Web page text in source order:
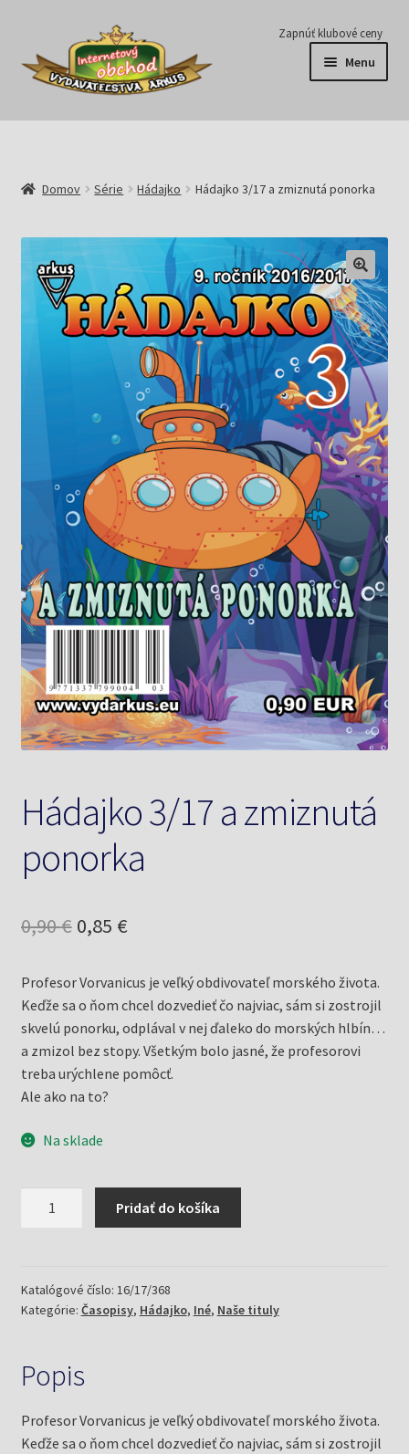
Preskočiť
navigáciu
Preskočiť
obsah
Zapnúť klubové ceny
Menu
Série
Predplatné
Pripravujeme
Domov Série Hádajko Hádajko 3/17 a zmiznutá ponorka
Hádajko 3/17 a zmiznutá
ponorka
0,90€ Pôvodná
bola:
0,90 €.
0,85 €Aktuálna
je:
0,85 €.
Profesor Vorvanicus je veľký obdivovateľ morského života.
Keďže sa o ňom chcel dozvedieť čo najviac, sám si zostrojil
skvelú ponorku, odplával v nej ďaleko do morských hlbín…
a zmizol bez stopy. Všetkým bolo jasné, že profesorovi
treba urýchlene pomôcť.
Ale ako na to?
Na sklade
zmiznutá
ponorka
Pridať do košíka
Katalógové číslo: 16/17/368
Kategórie: Časopisy, Hádajko, Iné, Naše tituly
Popis
Profesor Vorvanicus je veľký obdivovateľ morského života.
Keďže sa o ňom chcel dozvedieť čo najviac, sám si zostrojil